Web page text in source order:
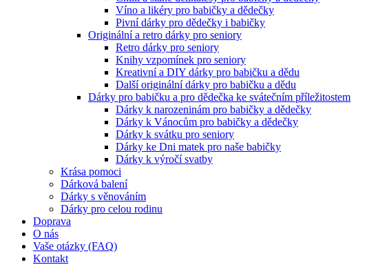
Víno a likéry pro babičky a dědečky
Pivní dárky pro dědečky i babičky
Originální a retro dárky pro seniory
Retro dárky pro seniory
Knihy vzpomínek pro seniory
Kreativní a DIY dárky pro babičku a dědu
Další originální dárky pro babičku a dědu
Dárky pro babičku a pro dědečka ke svátečním příležitostem
Dárky k narozeninám pro babičky a dědečky
Dárky k Vánocům pro babičky a dědečky
Dárky k svátku pro seniory
Dárky ke Dni matek pro naše babičky
Dárky k výročí svatby
Krása pomoci
Dárková balení
Dárky s věnováním
Dárky pro celou rodinu
Doprava
O nás
Vaše otázky (FAQ)
Kontakt